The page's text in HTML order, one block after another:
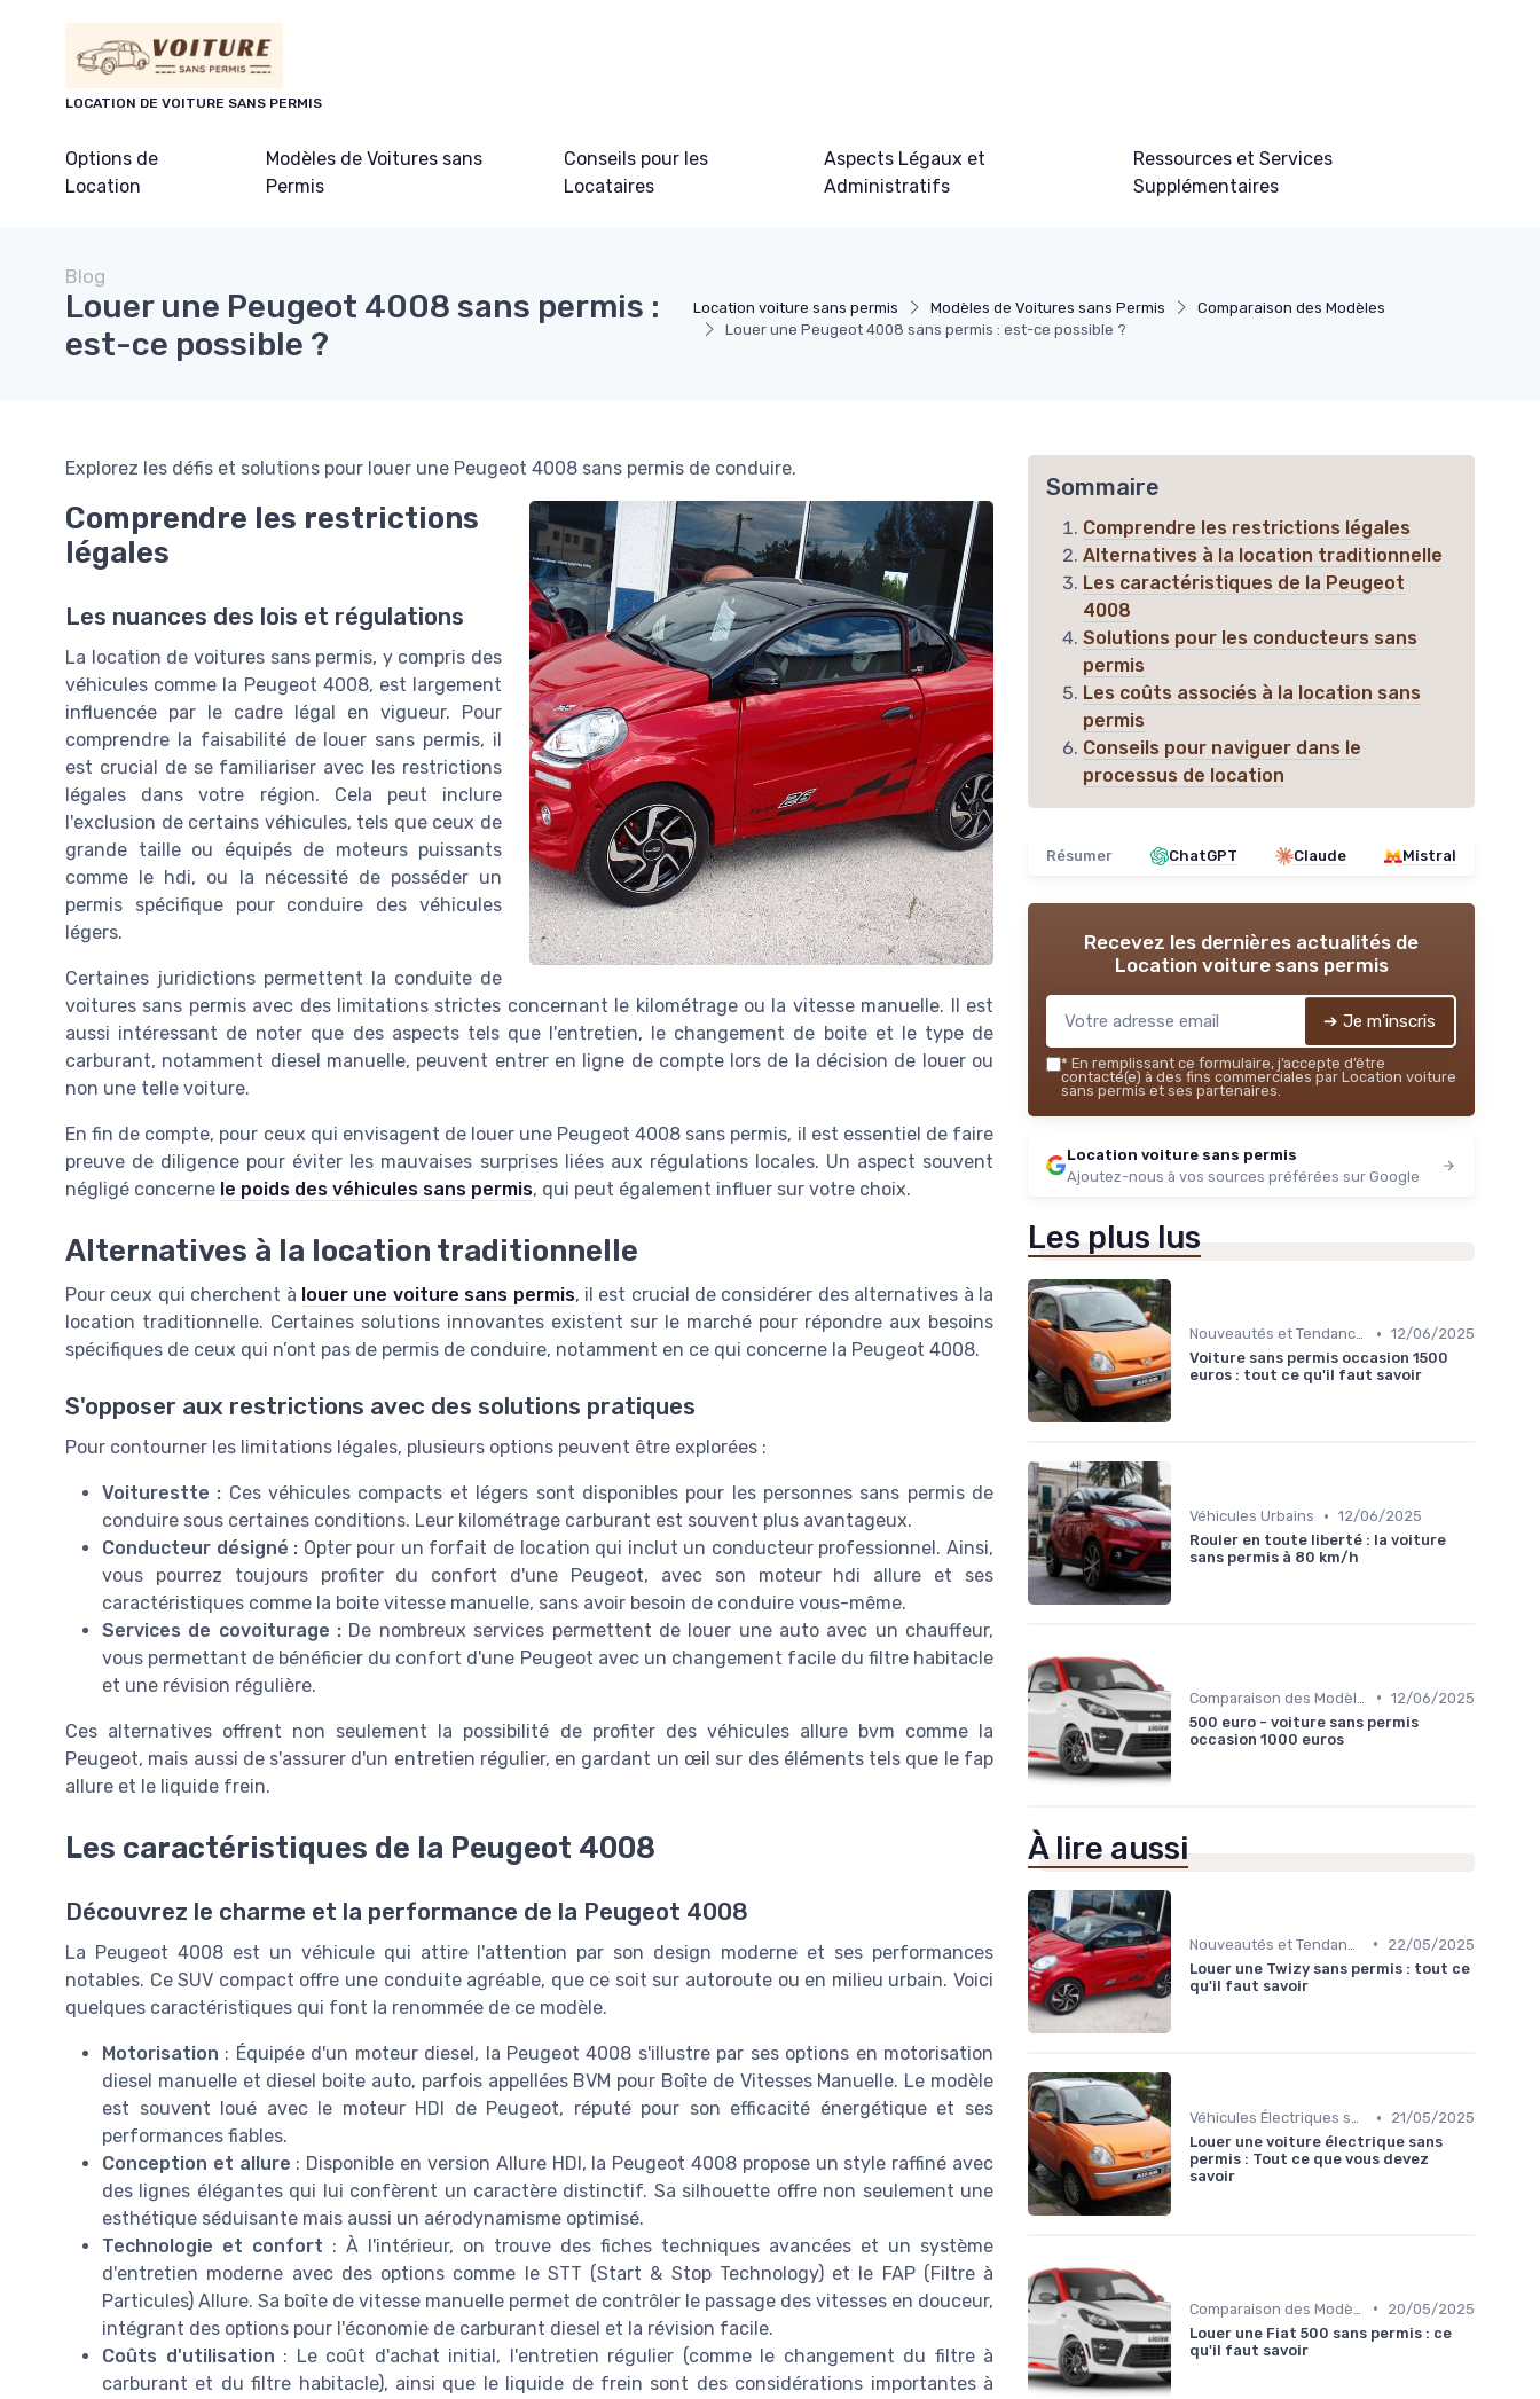
LOCATION DE VOITURE SANS PERMIS
Options de
Location
Modèles de Voitures sans
Permis
Conseils pour les
Locataires
Aspects Légaux et
Administratifs
Ressources et Services
Supplémentaires
Location voiture sans permis Modèles de Voitures sans Permis
Comparaison des Modèles
Louer une Peugeot 4008 sans permis : est-ce possible ?
Blog
Louer une Peugeot 4008 sans permis :
est-ce possible ?
Explorez les défis et solutions pour louer une Peugeot 4008 sans permis de conduire.
Comprendre les restrictions
légales
Les nuances des lois et régulations
La location de voitures sans permis, y compris des
véhicules comme la Peugeot 4008, est largement
influencée par le cadre légal en vigueur. Pour
comprendre la faisabilité de louer sans permis, il
est crucial de se familiariser avec les restrictions
légales dans votre région. Cela peut inclure
l'exclusion de certains véhicules, tels que ceux de
grande taille ou équipés de moteurs puissants
comme le hdi, ou la nécessité de posséder un
permis spécifique pour conduire des véhicules
légers.
Certaines juridictions permettent la conduite de
voitures sans permis avec des limitations strictes concernant le kilométrage ou la vitesse manuelle. Il est
aussi intéressant de noter que des aspects tels que l'entretien, le changement de boite et le type de
carburant, notamment diesel manuelle, peuvent entrer en ligne de compte lors de la décision de louer ou
non une telle voiture.
En fin de compte, pour ceux qui envisagent de louer une Peugeot 4008 sans permis, il est essentiel de faire
preuve de diligence pour éviter les mauvaises surprises liées aux régulations locales. Un aspect souvent
négligé concerne le poids des véhicules sans permis, qui peut également influer sur votre choix.
Alternatives à la location traditionnelle
Pour ceux qui cherchent à louer une voiture sans permis, il est crucial de considérer des alternatives à la
location traditionnelle. Certaines solutions innovantes existent sur le marché pour répondre aux besoins
spécifiques de ceux qui n’ont pas de permis de conduire, notamment en ce qui concerne la Peugeot 4008.
S'opposer aux restrictions avec des solutions pratiques
Pour contourner les limitations légales, plusieurs options peuvent être explorées :
Voiturestte : Ces véhicules compacts et légers sont disponibles pour les personnes sans permis de
conduire sous certaines conditions. Leur kilométrage carburant est souvent plus avantageux.
Conducteur désigné : Opter pour un forfait de location qui inclut un conducteur professionnel. Ainsi,
vous pourrez toujours profiter du confort d'une Peugeot, avec son moteur hdi allure et ses
caractéristiques comme la boite vitesse manuelle, sans avoir besoin de conduire vous-même.
Services de covoiturage : De nombreux services permettent de louer une auto avec un chauffeur,
vous permettant de bénéficier du confort d'une Peugeot avec un changement facile du filtre habitacle
et une révision régulière.
Ces alternatives offrent non seulement la possibilité de profiter des véhicules allure bvm comme la
Peugeot, mais aussi de s'assurer d'un entretien régulier, en gardant un œil sur des éléments tels que le fap
allure et le liquide frein.
Les caractéristiques de la Peugeot 4008
Découvrez le charme et la performance de la Peugeot 4008
La Peugeot 4008 est un véhicule qui attire l'attention par son design moderne et ses performances
notables. Ce SUV compact offre une conduite agréable, que ce soit sur autoroute ou en milieu urbain. Voici
quelques caractéristiques qui font la renommée de ce modèle.
Motorisation : Équipée d'un moteur diesel, la Peugeot 4008 s'illustre par ses options en motorisation
diesel manuelle et diesel boite auto, parfois appellées BVM pour Boîte de Vitesses Manuelle. Le modèle
est souvent loué avec le moteur HDI de Peugeot, réputé pour son efficacité énergétique et ses
performances fiables.
Conception et allure : Disponible en version Allure HDI, la Peugeot 4008 propose un style raffiné avec
des lignes élégantes qui lui confèrent un caractère distinctif. Sa silhouette offre non seulement une
esthétique séduisante mais aussi un aérodynamisme optimisé.
Technologie et confort : À l'intérieur, on trouve des fiches techniques avancées et un système
d'entretien moderne avec des options comme le STT (Start & Stop Technology) et le FAP (Filtre à
Particules) Allure. Sa boîte de vitesse manuelle permet de contrôler le passage des vitesses en douceur,
intégrant des options pour l'économie de carburant diesel et la révision facile.
Coûts d'utilisation : Le coût d'achat initial, l'entretien régulier (comme le changement du filtre à
carburant et du filtre habitacle), ainsi que le liquide de frein sont des considérations importantes à
Sommaire
Comprendre les restrictions légales
Alternatives à la location traditionnelle
Les caractéristiques de la Peugeot
4008
Solutions pour les conducteurs sans
permis
Les coûts associés à la location sans
permis
Conseils pour naviguer dans le
processus de location
Résumer ChatGPT Claude Mistral
Recevez les dernières actualités de
Location voiture sans permis
➔ Je m'inscris
* En remplissant ce formulaire, j’accepte d’être
contacté(e) à des fins commerciales par Location voiture
sans permis et ses partenaires.
Location voiture sans permis
Ajoutez-nous à vos sources préférées sur Google
Les plus lus
Nouveautés et Tendances • 12/06/2025
Voiture sans permis occasion 1500
euros : tout ce qu'il faut savoir
Véhicules Urbains • 12/06/2025
Rouler en toute liberté : la voiture
sans permis à 80 km/h
• 12/06/2025
500 euro - voiture sans permis
occasion 1000 euros
À lire aussi
•
22/05/2025
Louer une Twizy sans permis : tout ce
qu'il faut savoir
Véhicules Électriques sans Permis •
21/05/2025
Louer une voiture électrique sans
permis : Tout ce que vous devez
savoir
•
20/05/2025
Louer une Fiat 500 sans permis : ce
qu'il faut savoir